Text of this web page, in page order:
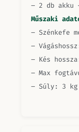
– 2 db
Műszaki
– Szénkefe
–
– Kés
– Max
– Súly: 3 kg